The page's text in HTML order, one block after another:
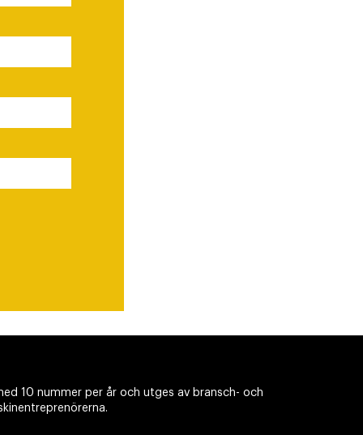
10 nummer per år och utges av bransch- och